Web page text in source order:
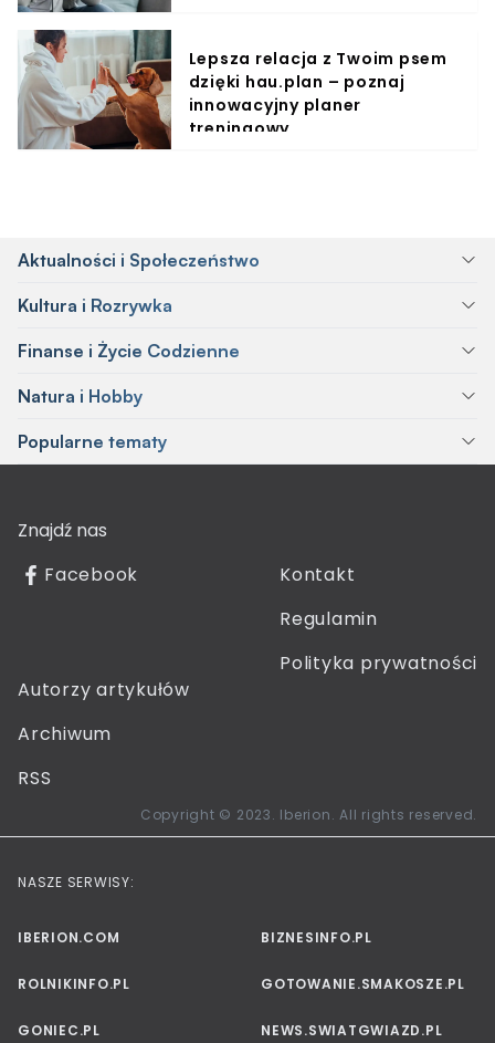
Lepsza relacja z Twoim psem
dzięki hau.plan – poznaj
innowacyjny planer
treningowy
Aktualności i Społeczeństwo
Kultura i Rozrywka
Finanse i Życie Codzienne
Natura i Hobby
Popularne tematy
Znajdź nas
Facebook
Kontakt
Regulamin
Polityka prywatności
Autorzy artykułów
Archiwum
RSS
Copyright © 2023. Iberion. All rights reserved.
NASZE SERWISY:
IBERION.COM BIZNESINFO.PL
ROLNIKINFO.PL GOTOWANIE.SMAKOSZE.PL
GONIEC.PL NEWS.SWIATGWIAZD.PL